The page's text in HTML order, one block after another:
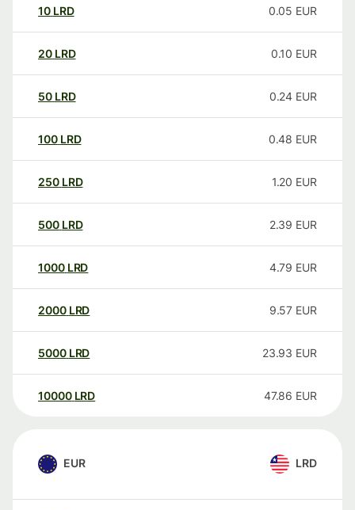
10 LRD 0.05 EUR
20 LRD 0.10 EUR
50 LRD 0.24 EUR
100 LRD 0.48 EUR
250 LRD 1.20 EUR
500 LRD 2.39 EUR
1000 LRD 4.79 EUR
2000 LRD 9.57 EUR
5000 LRD 23.93 EUR
10000 LRD 47.86 EUR
EUR LRD